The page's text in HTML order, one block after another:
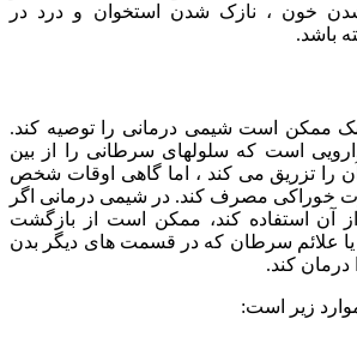
خون ، نازک شدن استخوان و درد در
باشد.
ممکن است شیمی درمانی را توصیه کند.
است که سلولهای سرطانی را از بین
را تزریق می کند ، اما گاهی اوقات شخص
خوراکی مصرف کند. در شیمی درمانی اگر
آن استفاده کند، ممکن است از بازگشت
علائم سرطان که در قسمت های دیگر بدن
کند.
زیر است: